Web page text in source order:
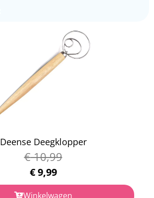
Deense Deegklopper
€10,99
€9,99
Winkelwagen